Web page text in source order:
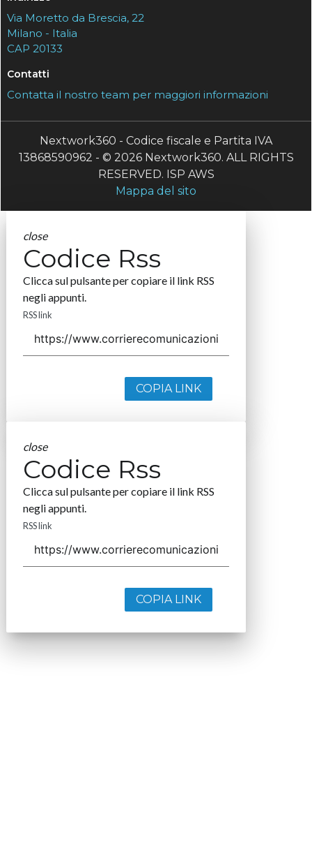
Via Moretto da Brescia, 22
Milano - Italia
CAP 20133
Contatti
Contatta il nostro team per maggiori informazioni
Nextwork360 - Codice fiscale e Partita IVA
13868590962 - © 2026 Nextwork360. ALL RIGHTS
RESERVED. ISP AWS
Mappa del sito
close
Codice Rss
Clicca sul pulsante per copiare il link RSS
negli appunti.
RSS link
COPIA LINK
close
Codice Rss
Clicca sul pulsante per copiare il link RSS
negli appunti.
RSS link
COPIA LINK